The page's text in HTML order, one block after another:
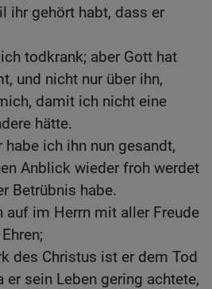
ihr gehört habt, dass er
todkrank; aber Gott hat
und nicht nur über ihn,
damit ich nicht eine
hätte.
ich ihn nun gesandt,
Anblick wieder froh werdet
Betrübnis habe.
auf im Herrn mit aller Freude
des Christus ist er dem Tod
er sein Leben gering achtete,